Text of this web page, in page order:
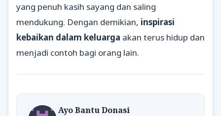
yang penuh kasih sayang dan saling
mendukung. Dengan demikian, inspirasi
kebaikan dalam keluarga akan terus hidup dan
menjadi contoh bagi orang lain.
Ayo Bantu Donasi